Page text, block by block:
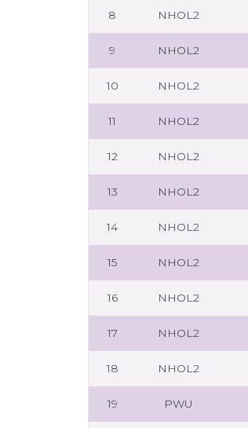
8 NHOL2
9 NHOL2
10 NHOL2
11 NHOL2
12 NHOL2
13 NHOL2
14 NHOL2
15 NHOL2
16 NHOL2
17 NHOL2
18 NHOL2
19 PWU